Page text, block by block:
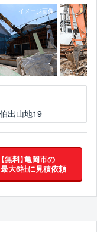
出山地19
【無料】亀岡市の
最大6社に見積依頼